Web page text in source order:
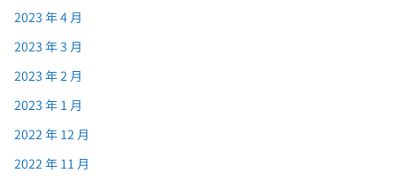
2023 年 4 月
2023 年 3 月
2023 年 2 月
2023 年 1 月
2022 年 12 月
2022 年 11 月